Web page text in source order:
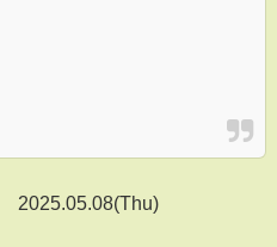
2025.05.08(Thu)